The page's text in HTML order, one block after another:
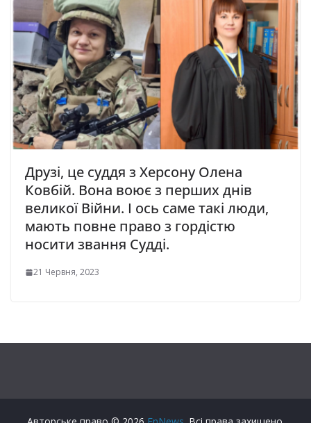
Друзі, це суддя з Херсону Олена
Ковбій. Вона воює з перших днів
великої Війни. І ось саме такі люди,
мають повне право з гордістю
носити звання Судді.
21 Червня, 2023